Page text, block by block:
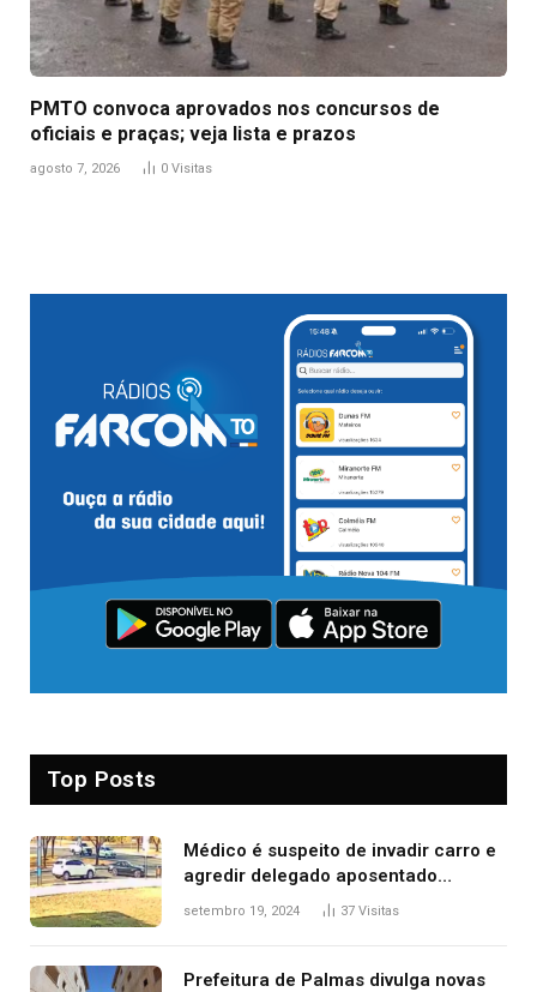
PMTO convoca aprovados nos concursos de
oficiais e praças; veja lista e prazos
agosto 7, 2026 0 Visitas
Top Posts
Médico é suspeito de invadir carro e
agredir delegado aposentado
durante confusão no trânsito
setembro 19, 2024 37 Visitas
Prefeitura de Palmas divulga novas